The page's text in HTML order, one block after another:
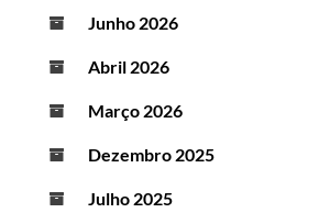
Junho 2026
Abril 2026
Março 2026
Dezembro 2025
Julho 2025